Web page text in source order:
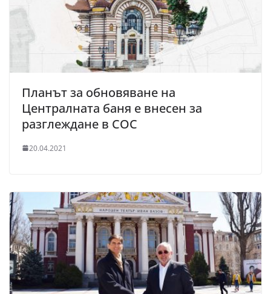
Планът за обновяване на
Централната баня е внесен за
разглеждане в СОС
20.04.2021